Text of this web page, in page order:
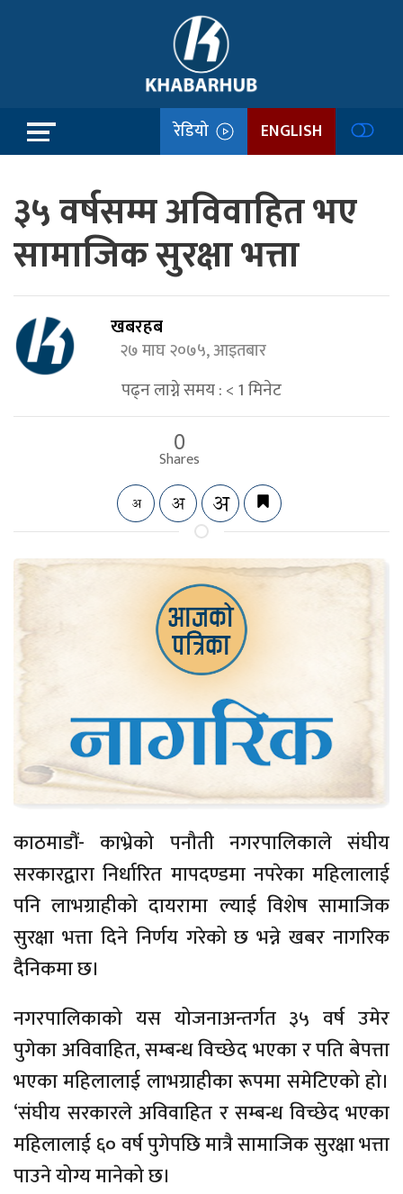
रेडियो ENGLISH
३५ वर्षसम्म अविवाहित भए
सामाजिक सुरक्षा भत्ता
खबरहब
२७ माघ २०७५, आइतबार
पढ्न लाग्ने समय :< 1मिनेट
0
Shares
काठमाडौं- काभ्रेको पनौती नगरपालिकाले संघीय
सरकारद्वारा निर्धारित मापदण्डमा नपरेका महिलालाई
पनि लाभग्राहीको दायरामा ल्याई विशेष सामाजिक
सुरक्षा भत्ता दिने निर्णय गरेको छ भन्ने खबर नागरिक
दैनिकमा छ।
नगरपालिकाको यस योजनाअन्तर्गत ३५ वर्ष उमेर
पुगेका अविवाहित, सम्बन्ध विच्छेद भएका र पति बेपत्ता
भएका महिलालाई लाभग्राहीका रूपमा समेटिएको हो।
‘संघीय सरकारले अविवाहित र सम्बन्ध विच्छेद भएका
महिलालाई ६० वर्ष पुगेपछि मात्रै सामाजिक सुरक्षा भत्ता
पाउने योग्य मानेको छ।